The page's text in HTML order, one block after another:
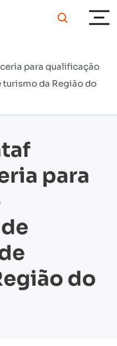
para qualificação
da Região do
para
do